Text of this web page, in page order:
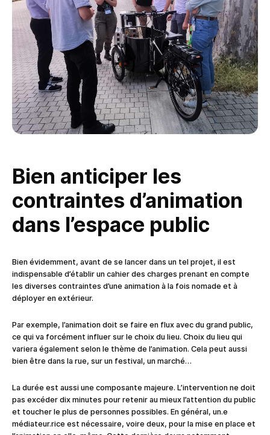
Bien anticiper les
contraintes d’animation
dans l’espace public
Bien évidemment, avant de se lancer dans un tel projet, il est
indispensable d’établir un cahier des charges prenant en compte
les diverses contraintes d’une animation à la fois nomade et à
déployer en extérieur.
Par exemple, l’animation doit se faire en flux avec du grand public,
ce qui va forcément influer sur le choix du lieu. Choix du lieu qui
variera également selon le thème de l’animation. Cela peut aussi
bien être dans la rue, sur un festival, un marché…
La durée est aussi une composante majeure. L’intervention ne doit
pas excéder dix minutes pour retenir au mieux l’attention du public
et toucher le plus de personnes possibles. En général, un.e
médiateur.rice est nécessaire, voire deux, pour la mise en place et